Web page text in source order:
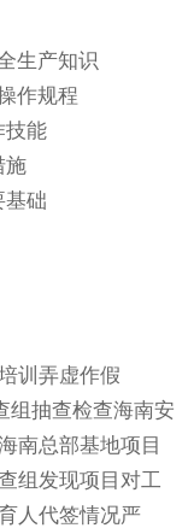
生产知识
作规程
技能
施
基础
训弄虚作假
组抽查检查海南安
南总部基地项目
组发现项目对工
人代签情况严